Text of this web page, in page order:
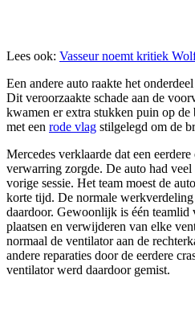
Lees ook: Vasseur noemt kritiek
Een andere auto raakte het
Dit veroorzaakte schade aan de
kwamen er extra stukken puin op de
met een rode vlag stilgelegd om de
Mercedes verklaarde dat een
verwarring zorgde. De auto had veel
vorige sessie. Het team moest de
korte tijd. De normale
daardoor. Gewoonlijk is één
plaatsen en verwijderen van elke
normaal de ventilator aan de
andere reparaties door de eerdere
ventilator werd daardoor gemist.